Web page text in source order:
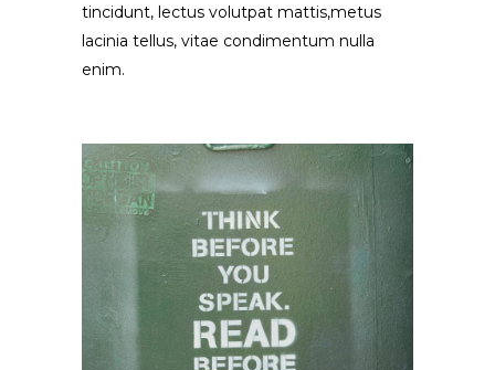
tincidunt, lectus volutpat mattis,metus
lacinia tellus, vitae condimentum nulla
enim.